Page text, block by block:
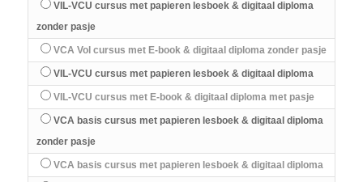
VIL-VCU cursus met papieren lesboek & digitaal diploma
zonder pasje
VCA Vol cursus met E-book & digitaal diploma zonder pasje
VIL-VCU cursus met papieren lesboek & digitaal diploma
VIL-VCU cursus met E-book & digitaal diploma met pasje
VCA basis cursus met papieren lesboek & digitaal diploma
zonder pasje
VCA basis cursus met papieren lesboek & digitaal diploma